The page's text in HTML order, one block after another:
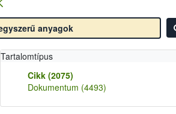
Tartalomtípus
Cikk (2075)
Dokumentum (4493)